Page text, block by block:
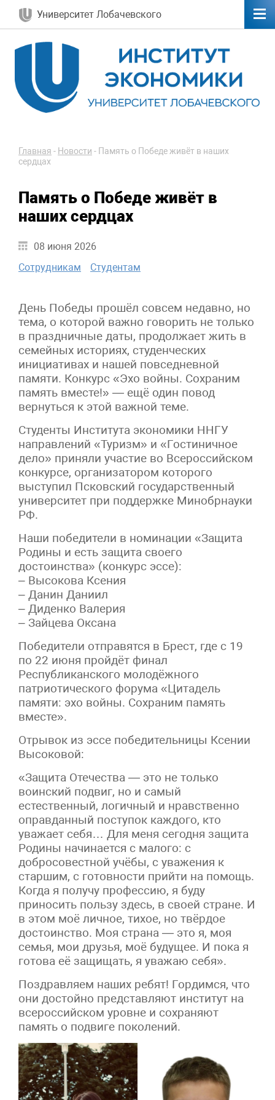
Университет Лобачевского
Главная - Новости - Память о Победе живёт в наших
сердцах
Память о Победе живёт в
наших сердцах
08 июня 2026
Сотрудникам
Студентам
День Победы прошёл совсем недавно, но
тема, о которой важно говорить не только
в праздничные даты, продолжает жить в
семейных историях, студенческих
инициативах и нашей повседневной
памяти. Конкурс «Эхо войны. Сохраним
память вместе!» — ещё один повод
вернуться к этой важной теме.
Студенты Института экономики ННГУ
направлений «Туризм» и «Гостиничное
дело» приняли участие во Всероссийском
конкурсе, организатором которого
выступил Псковский государственный
университет при поддержке Минобрнауки
РФ.
Наши победители в номинации «Защита
Родины и есть защита своего
достоинства» (конкурс эссе):
– Высокова Ксения
– Данин Даниил
– Диденко Валерия
– Зайцева Оксана
Победители отправятся в Брест, где с 19
по 22 июня пройдёт финал
Республиканского молодёжного
патриотического форума «Цитадель
памяти: эхо войны. Сохраним память
вместе».
Отрывок из эссе победительницы Ксении
Высоковой:
«Защита Отечества — это не только
воинский подвиг, но и самый
естественный, логичный и нравственно
оправданный поступок каждого, кто
уважает себя… Для меня сегодня защита
Родины начинается с малого: с
добросовестной учёбы, с уважения к
старшим, с готовности прийти на помощь.
Когда я получу профессию, я буду
приносить пользу здесь, в своей стране. И
в этом моё личное, тихое, но твёрдое
достоинство. Моя страна — это я, моя
семья, мои друзья, моё будущее. И пока я
готова её защищать, я уважаю себя».
Поздравляем наших ребят! Гордимся, что
они достойно представляют институт на
всероссийском уровне и сохраняют
память о подвиге поколений.